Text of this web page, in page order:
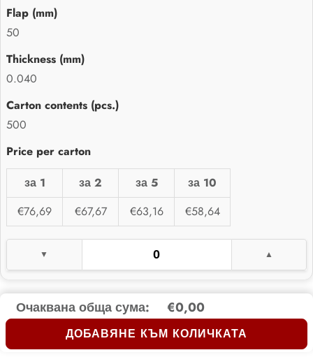
50
0.040
500
за 1 за 2 за 5
за 10
€76,69
€67,67 €63,16 €58,64
Очаквана обща сума: €0,00
ДОБАВЯНЕ КЪМ КОЛИЧКАТА